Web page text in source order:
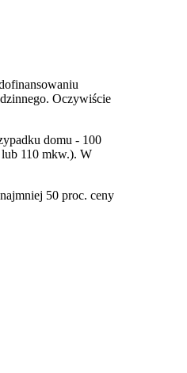
Oczywiście
domu - 100
110 mkw.). W
50 proc. ceny